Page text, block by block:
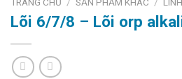
Lõi 6/7/8 – Lõi orp